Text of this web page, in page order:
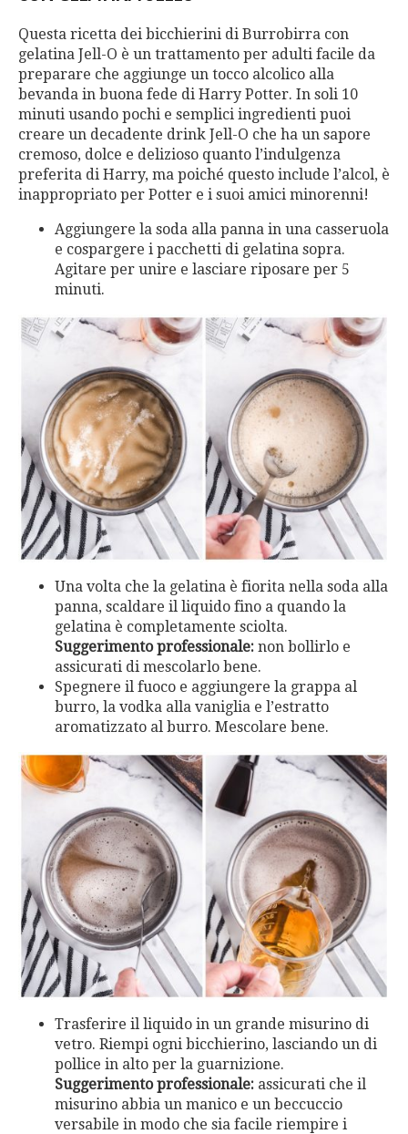
Questa ricetta dei bicchierini di Burrobirra con
gelatina Jell-O è un trattamento per adulti facile da
preparare che aggiunge un tocco alcolico alla
bevanda in buona fede di Harry Potter. In soli 10
minuti usando pochi e semplici ingredienti puoi
creare un decadente drink Jell-O che ha un sapore
cremoso, dolce e delizioso quanto l’indulgenza
preferita di Harry, ma poiché questo include l’alcol, è
inappropriato per Potter e i suoi amici minorenni!
Aggiungere la soda alla panna in una casseruola
e cospargere i pacchetti di gelatina sopra.
Agitare per unire e lasciare riposare per 5
minuti.
Una volta che la gelatina è fiorita nella soda alla
panna, scaldare il liquido fino a quando la
gelatina è completamente sciolta.
Suggerimento professionale: non bollirlo e
assicurati di mescolarlo bene.
Spegnere il fuoco e aggiungere la grappa al
burro, la vodka alla vaniglia e l’estratto
aromatizzato al burro. Mescolare bene.
Trasferire il liquido in un grande misurino di
vetro. Riempi ogni bicchierino, lasciando un di
pollice in alto per la guarnizione.
Suggerimento professionale: assicurati che il
misurino abbia un manico e un beccuccio
versabile in modo che sia facile riempire i